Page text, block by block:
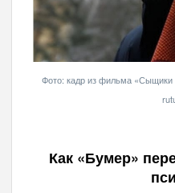
Фото: кадр из фильма «Сыщики
Как «Бумер»